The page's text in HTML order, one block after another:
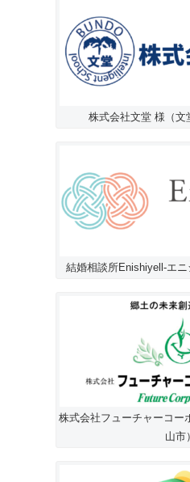
株式会社文堂 様（文
結婚相談所Enishiyell-エニ
株式会社フューチャーコー
山市）